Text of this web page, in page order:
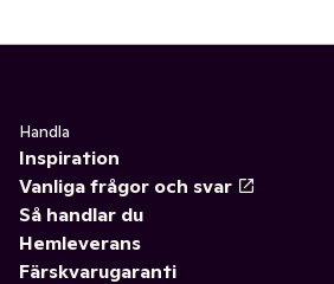
Handla
Inspiration
Vanliga frågor och svar
Så handlar du
Hemleverans
Färskvarugaranti